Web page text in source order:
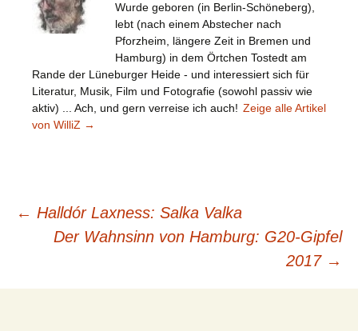
Wurde geboren (in Berlin-Schöneberg),
lebt (nach einem Abstecher nach
Pforzheim, längere Zeit in Bremen und
Hamburg) in dem Örtchen Tostedt am
Rande der Lüneburger Heide - und interessiert sich für
Literatur, Musik, Film und Fotografie (sowohl passiv wie
aktiv) ... Ach, und gern verreise ich auch! Zeige alle Artikel
von WilliZ →
Beitragsnavigation
← Halldór Laxness: Salka Valka
Der Wahnsinn von Hamburg: G20-Gipfel
2017 →